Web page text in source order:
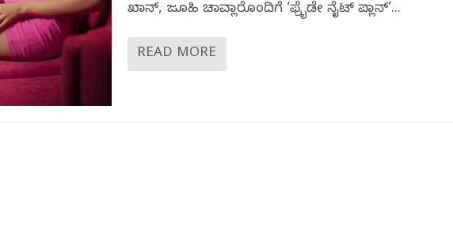
ಖಾನ್, ಜೂಹಿ ಚಾವ್ಲಾರೊಂದಿಗೆ ‘ಫ್ರೈಡೇ ನೈಟ್ ಪ್ಲಾನ್’...
READ MORE